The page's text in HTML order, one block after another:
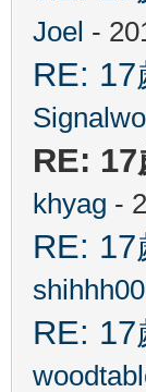
Joel -
RE:
RE:
khyag -
RE:
RE: